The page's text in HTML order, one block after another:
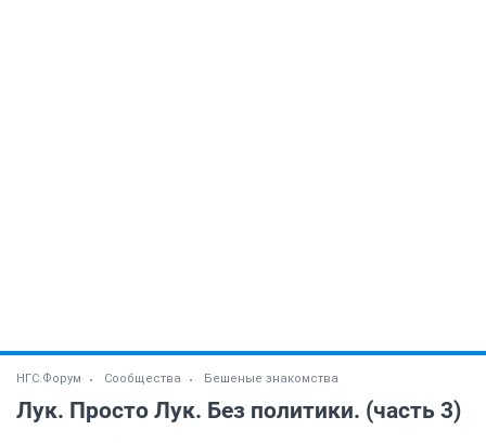
НГС.Форум Сообщества Бешеные знакомства
Лук. Просто Лук. Без политики. (часть 3)